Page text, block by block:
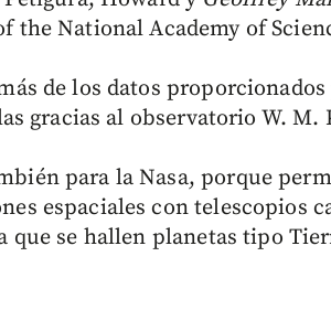
the National Academy of
de los datos
gracias al observatorio W. M.
para la Nasa, porque
espaciales con telescopios
que se hallen planetas tipo